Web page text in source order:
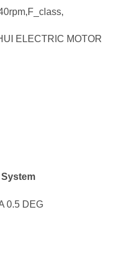
ELECTRIC MOTOR
0.5 DEG